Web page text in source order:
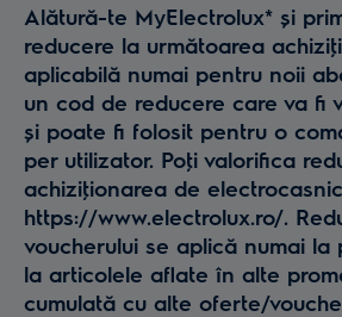
Alătură-te MyElectrolux* și
reducere la următoarea
aplicabilă numai pentru noii
un cod de reducere care va fi
și poate fi folosit pentru o
per utilizator. Poţi valorifica
achiziţionarea de
https://www.electrolux.ro/.
voucherului se aplică numai la
la articolele aflate în alte
cumulată cu alte oferte/